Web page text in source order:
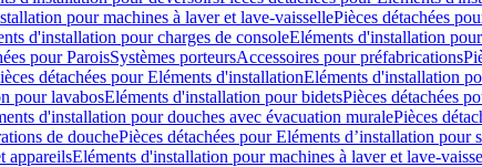
pour machines à laver et lave-vaissellePièces détachées
d'installation pour charges de consoleEléments d'installation
pour ParoisSystèmes porteursAccessoires pour préfabrications
détachées pour Eléments d'installationEléments d'installation
pour lavabosEléments d'installation pour bidetsPièces détachées
d'installation pour douches avec évacuation muralePièces
de douchePièces détachées pour Eléments d’installation pour
appareilsEléments d'installation pour machines à laver et lave-